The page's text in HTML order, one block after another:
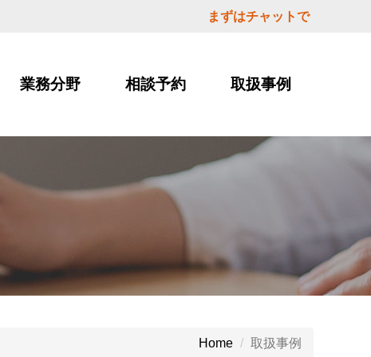
まずはチャットで
業務分野 相談予約 取扱事例
Home 取扱事例